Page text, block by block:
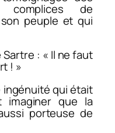
complices de
peuple et qui
: « Il ne faut
! »
qui était
imaginer que la
porteuse de